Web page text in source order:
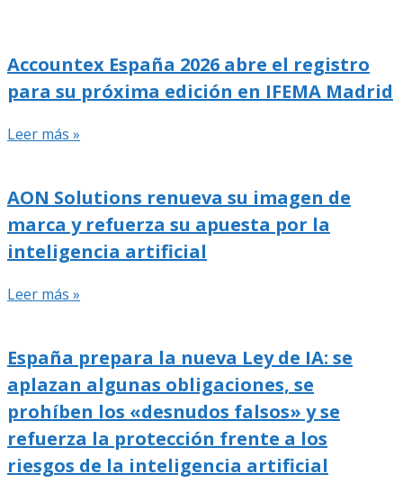
Accountex España 2026 abre el registro
para su próxima edición en IFEMA Madrid
Leer más »
AON Solutions renueva su imagen de
marca y refuerza su apuesta por la
inteligencia artificial
Leer más »
España prepara la nueva Ley de IA: se
aplazan algunas obligaciones, se
prohíben los «desnudos falsos» y se
refuerza la protección frente a los
riesgos de la inteligencia artificial